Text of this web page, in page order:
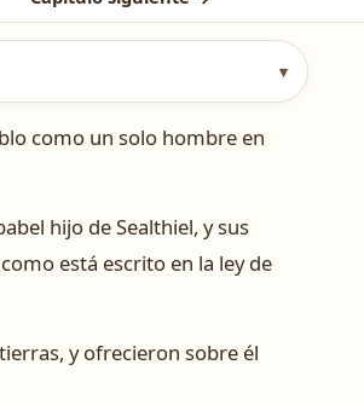
▾
como un solo hombre en
hijo de Sealthiel, y sus
está escrito en la ley de
y ofrecieron sobre él